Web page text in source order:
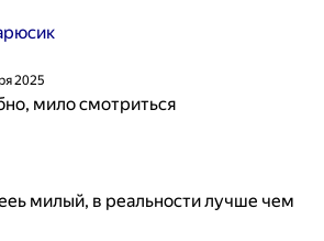
2025
мило смотриться
милый, в реальности лучше чем